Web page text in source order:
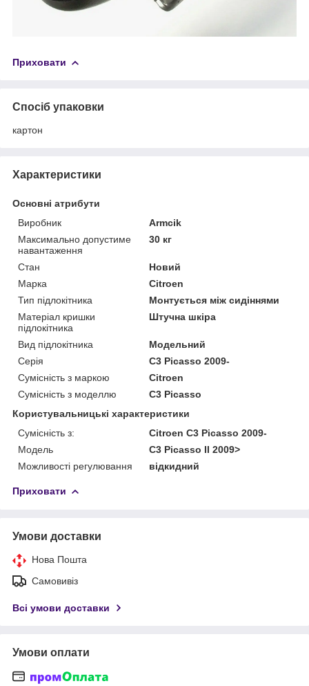
Приховати
Спосіб упаковки
картон
Характеристики
Основні атрибути
Виробник
Armcik
Максимально допустиме
навантаження
30 кг
Стан
Новий
Марка
Citroen
Тип підлокітника
Монтується між сидіннями
Матеріал кришки
підлокітника
Штучна шкіра
Вид підлокітника
Модельний
Серія
C3 Picasso 2009-
Сумісність з маркою
Citroen
Сумісність з моделлю
C3 Picasso
Користувальницькі характеристики
Сумісність з:
Citroen C3 Picasso 2009-
Модель
C3 Picasso II 2009>
Можливості регулювання
відкидний
Приховати
Умови доставки
Нова Пошта
Самовивіз
Всі умови доставки
Умови оплати